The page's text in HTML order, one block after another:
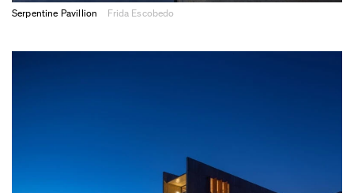
Serpentine Pavillion Frida Escobedo